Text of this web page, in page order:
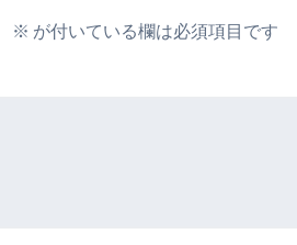
※ が付いている欄は必須項目です